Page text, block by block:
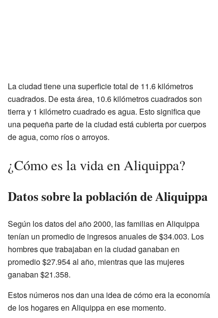
La ciudad tiene una superficie total de 11.6 kilómetros
cuadrados. De esta área, 10.6 kilómetros cuadrados son
tierra y 1 kilómetro cuadrado es agua. Esto significa que
una pequeña parte de la ciudad está cubierta por cuerpos
de agua, como ríos o arroyos.
¿Cómo es la vida en Aliquippa?
Datos sobre la población de Aliquippa
Según los datos del año 2000, las familias en Aliquippa
tenían un promedio de ingresos anuales de $34.003. Los
hombres que trabajaban en la ciudad ganaban en
promedio $27.954 al año, mientras que las mujeres
ganaban $21.358.
Estos números nos dan una idea de cómo era la economía
de los hogares en Aliquippa en ese momento.